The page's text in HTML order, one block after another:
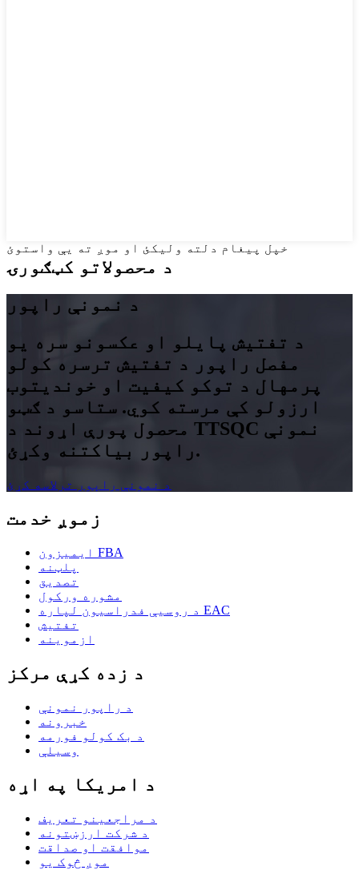
خپل پیغام دلته ولیکئ او موږ ته یې واستوئ
د محصولاتو کټګورۍ
د نمونې راپور
د تفتیش پایلو او عکسونو سره یو
مفصل راپور د تفتیش ترسره کولو
پرمهال د توکو کیفیت او خوندیتوب
ارزولو کې مرسته کوي. ستاسو د ګټو
محصول پورې اړوند د TTSQC نمونې
راپور بیاکتنه وکړئ.
د نمونې راپور ترلاسه کړئ
زموږ خدمت
ایمیزون FBA
پلټنه
تصدیق
مشوره ورکول
د روسیې فدراسیون لپاره EAC
تفتیش
ازموینه
د زده کړې مرکز
د راپور نمونې
خبرونه
د بک کولو فورمه
وسیلې
د امریکا په اړه
د مراجعینو تعریف
د شرکت ارزښتونه
موافقت او صداقت
موږ څوک یو